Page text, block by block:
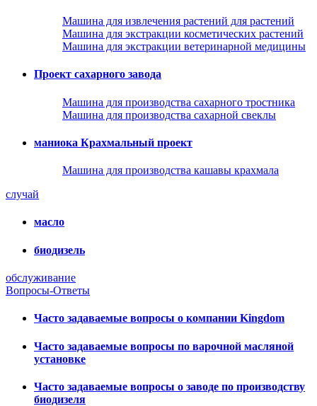
Машина для извлечения растений для растений
Машина для экстракции косметических растений
Машина для экстракции ветеринарной медицины
Проект сахарного завода
Машина для производства сахарного тростника
Машина для производства сахарной свеклы
маниока Крахмальный проект
Машина для производства кашавы крахмала
случай
масло
биодизель
обслуживание
Вопросы-Ответы
Часто задаваемые вопросы о компании Kingdom
Часто задаваемые вопросы по варочной масляной
установке
Часто задаваемые вопросы о заводе по производству
биодизеля